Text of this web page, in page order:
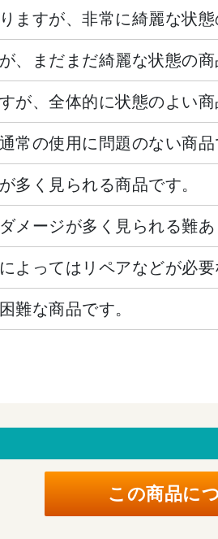
ますが、非常に綺麗な状態
、まだまだ綺麗な状態の商
が、全体的に状態のよい商
常の使用に問題のない商品
多く見られる商品です。
メージが多く見られる難あ
よってはリペアなどが必要
難な商品です。
この商品に